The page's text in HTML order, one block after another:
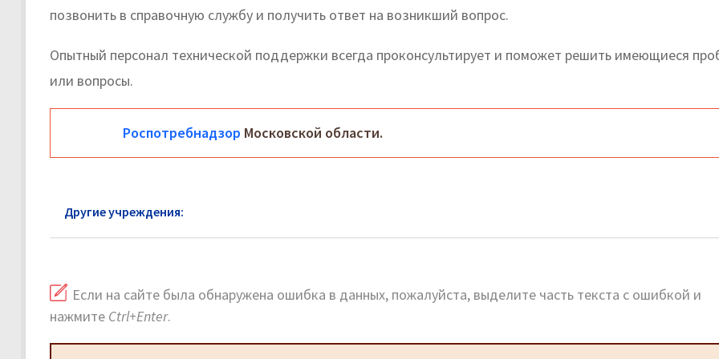
позвонить в справочную службу и получить ответ на возникший вопрос.
Опытный персонал технической поддержки всегда проконсультирует и поможет решить имеющиеся
или вопросы.
Роспотребнадзор Московской области.
Другие учреждения:
Если на сайте была обнаружена ошибка в данных, пожалуйста, выделите часть текста с ошибкой и
нажмите Ctrl+Enter.